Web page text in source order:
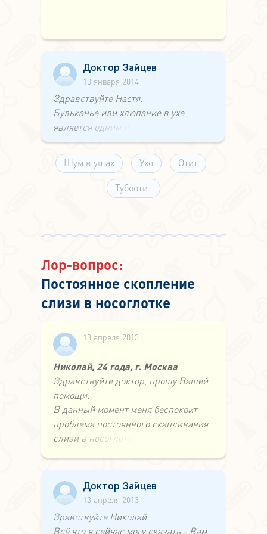
Доктор Зайцев
10 января 2014
Здравствуйте Настя.
Бульканье или хлюпание в ухе
является одним из
патогномоничных симптомов таких
ЛОР заболеваний как:
Острый тубоотит,
Острый средний отит.
Поправляйтесь!
Шум в ушах Ухо
Отит
Тубоотит
Лор-вопрос:
Постоянное скопление
слизи в носоглотке
13 апреля 2013
Николай, 24 года, г. Москва
Здравствуйте доктор, прошу Вашей
помощи.
В данный момент меня беспокоит
проблема постоянного скапливания
слизи в носоглотке.
прозрачный иногда бывает желтый,
особенно с утра, слизь не
проглатывается.
Если эту слизь долго не вымывать(
Доктор Зайцев
13 апреля 2013
Зравствуйте Николай.
Всё что я сейчас могу сказать - Вам